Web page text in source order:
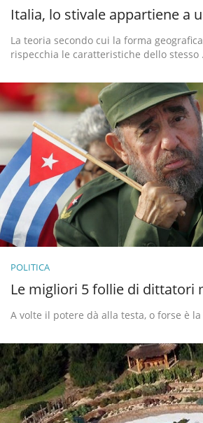
Italia, lo stivale appartiene a
La teoria secondo cui la forma
rispecchia le caratteristiche dello stesso
POLITICA
Le migliori 5 follie di dittatori
A volte il potere dà alla testa, o forse è